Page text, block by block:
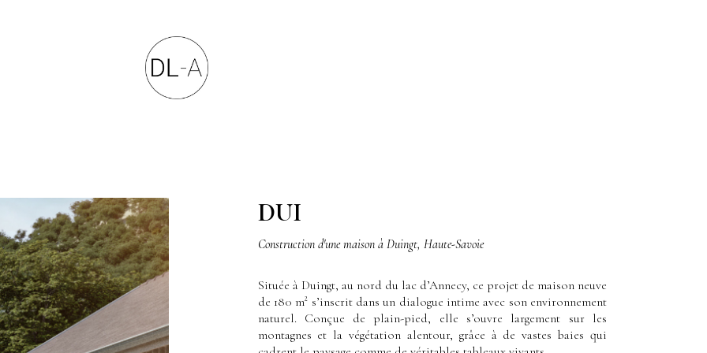
Située à Duingt, au nord du lac d’Annecy, ce projet de maison neuve
de 180 m² s’inscrit dans un dialogue intime avec son environnement
naturel. Conçue de plain-pied, elle s’ouvre largement sur les
montagnes et la végétation alentour, grâce à de vastes baies qui
Construction d'une maison à Duingt, Haute-Savoie
DUI